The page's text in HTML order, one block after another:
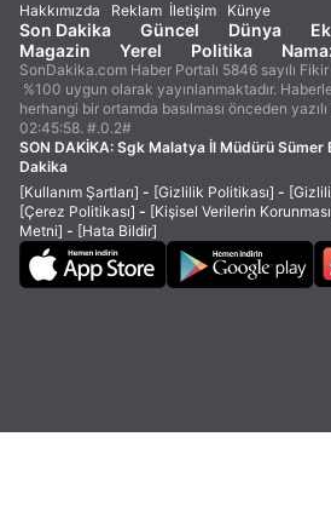
Hakkımızda Reklam İletişim Künye
Son Dakika Güncel Dünya
Magazin
Yerel Politika
SonDakika.com Haber Portalı 5846 sayılı
%100 uygun olarak yayınlanmaktadır.
herhangi bir ortamda basılması önceden
02:45:58. #.0.2#
SON DAKİKA: Sgk Malatya İl Müdürü Sümer
Dakika
[Kullanım Şartları] - [Gizlilik Politikası] -
[Çerez Politikası] - [Kişisel Verilerin
Metni] - [Hata Bildir]